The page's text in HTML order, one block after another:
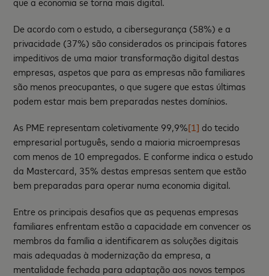
De acordo com o estudo, a cibersegurança (58%) e a
privacidade (37%) são considerados os principais fatores
impeditivos de uma maior transformação digital destas
empresas, aspetos que para as empresas não familiares
são menos preocupantes, o que sugere que estas últimas
podem estar mais bem preparadas nestes domínios.
As PME representam coletivamente 99,9%[1] do tecido
empresarial português, sendo a maioria microempresas
com menos de 10 empregados. E conforme indica o estudo
da Mastercard, 35% destas empresas sentem que estão
bem preparadas para operar numa economia digital.
Entre os principais desafios que as pequenas empresas
familiares enfrentam estão a capacidade em convencer os
membros da família a identificarem as soluções digitais
mais adequadas à modernização da empresa, a
mentalidade fechada para adaptação aos novos tempos